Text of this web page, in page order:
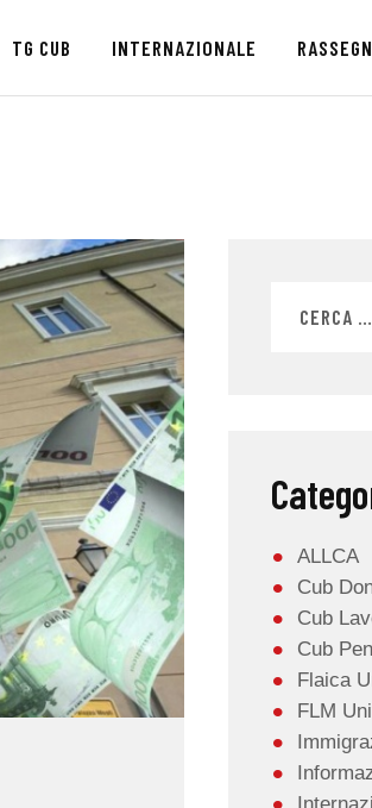
TG CUB INTERNAZIONALE
ALLCA
Cub
Cub
Cub
Flaica
FLM